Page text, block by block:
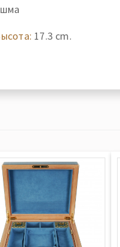
17.3 cm.